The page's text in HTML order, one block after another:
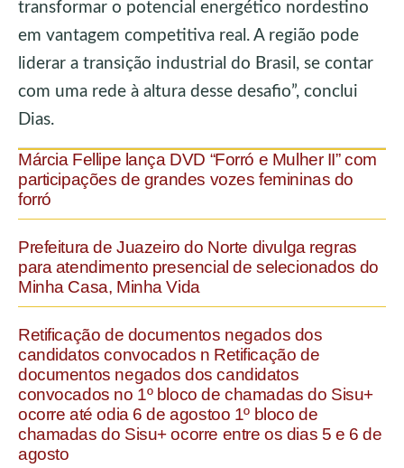
transformar o potencial energético nordestino
em vantagem competitiva real. A região pode
liderar a transição industrial do Brasil, se contar
com uma rede à altura desse desafio”, conclui
Dias.
Márcia Fellipe lança DVD “Forró e Mulher II” com
participações de grandes vozes femininas do
forró
Prefeitura de Juazeiro do Norte divulga regras
para atendimento presencial de selecionados do
Minha Casa, Minha Vida
Retificação de documentos negados dos
candidatos convocados n Retificação de
documentos negados dos candidatos
convocados no 1º bloco de chamadas do Sisu+
ocorre até odia 6 de agostoo 1º bloco de
chamadas do Sisu+ ocorre entre os dias 5 e 6 de
agosto